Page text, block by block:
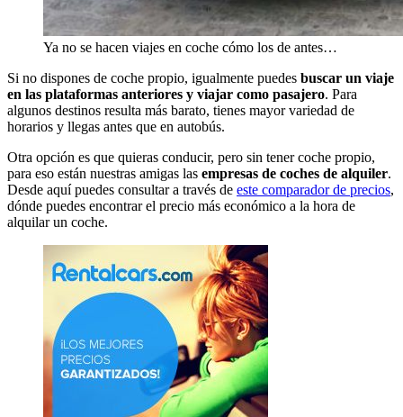
Ya no se hacen viajes en coche cómo los de antes…
Si no dispones de coche propio, igualmente puedes buscar un viaje
en las plataformas anteriores y viajar como pasajero. Para
algunos destinos resulta más barato, tienes mayor variedad de
horarios y llegas antes que en autobús.
Otra opción es que quieras conducir, pero sin tener coche propio,
para eso están nuestras amigas las empresas de coches de alquiler.
Desde aquí puedes consultar a través de este comparador de precios,
dónde puedes encontrar el precio más económico a la hora de
alquilar un coche.